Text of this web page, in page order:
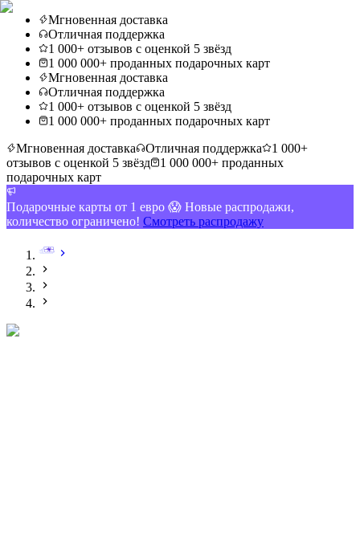
Мгновенная доставка
Отличная поддержка
1 000+ отзывов с оценкой 5 звёзд
1 000 000+ проданных подарочных карт
Мгновенная доставка
Отличная поддержка
1 000+ отзывов с оценкой 5 звёзд
1 000 000+ проданных подарочных карт
Мгновенная доставка
Отличная поддержка
1 000+
отзывов с оценкой 5 звёзд
1 000 000+ проданных
подарочных карт
Подарочные карты от 1 евро 😱 Новые распродажи,
количество ограничено! Смотреть распродажу